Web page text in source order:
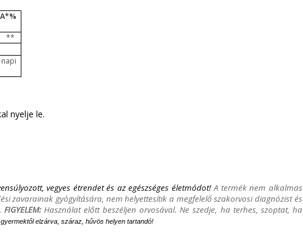
**
nyelje le.
vegyes étrendet és az egészséges életmódot! A termék nem alkalmas
zavarainak gyógyítására, nem helyettesítik a megfelelő szakorvosi diagnózist és
FIGYELEM:Használat előtt beszéljen orvosával. Ne szedje, ha terhes, szoptat, ha
elzárva, száraz, hűvös helyen tartandó!